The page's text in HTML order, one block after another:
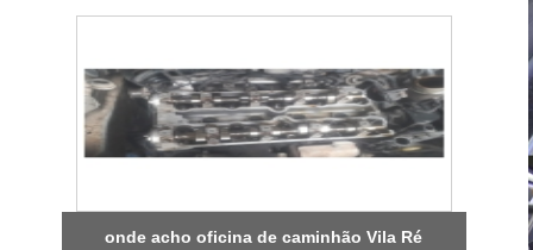
onde acho oficina de caminhão Vila Ré